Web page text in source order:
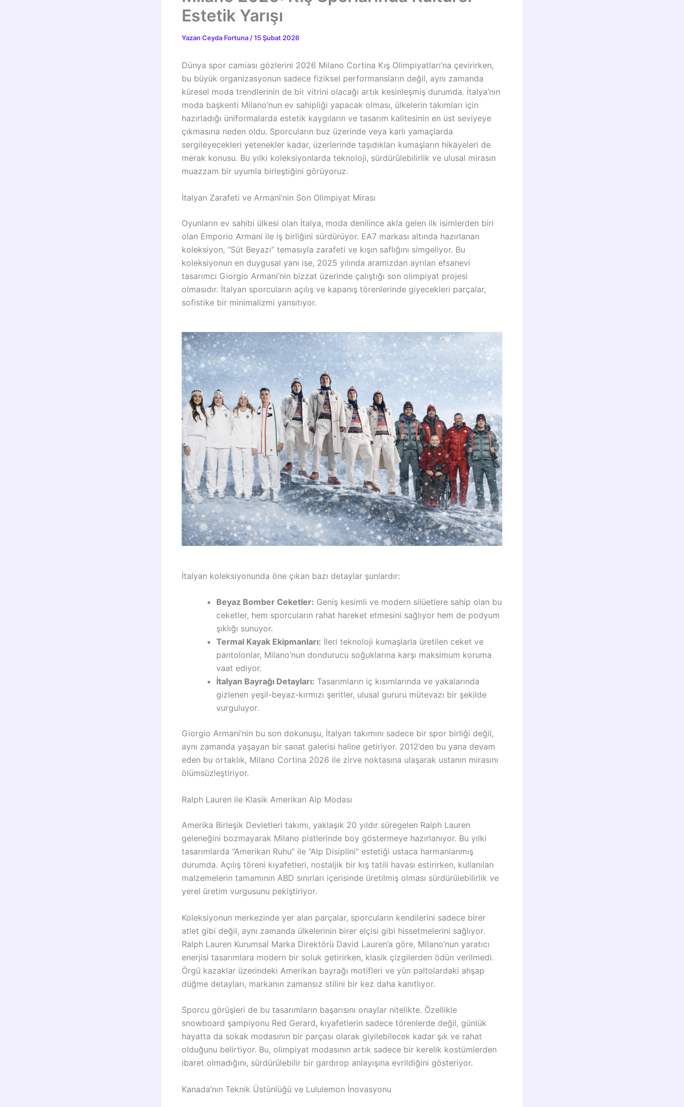
Estetik Yarışı
Yazan Ceyda Fortuna /15 Şubat 2026
Dünya spor camiası gözlerini 2026 Milano Cortina Kış Olimpiyatları’na çevirirken,
bu büyük organizasyonun sadece fiziksel performansların değil, aynı zamanda
küresel moda trendlerinin de bir vitrini olacağı artık kesinleşmiş durumda. İtalya’nın
moda başkenti Milano’nun ev sahipliği yapacak olması, ülkelerin takımları için
hazırladığı üniformalarda estetik kaygıların ve tasarım kalitesinin en üst seviyeye
çıkmasına neden oldu. Sporcuların buz üzerinde veya karlı yamaçlarda
sergileyecekleri yetenekler kadar, üzerlerinde taşıdıkları kumaşların hikayeleri de
merak konusu. Bu yılki koleksiyonlarda teknoloji, sürdürülebilirlik ve ulusal mirasın
muazzam bir uyumla birleştiğini görüyoruz.
İtalyan Zarafeti ve Armani’nin Son Olimpiyat Mirası
Oyunların ev sahibi ülkesi olan İtalya, moda denilince akla gelen ilk isimlerden biri
olan Emporio Armani ile iş birliğini sürdürüyor. EA7 markası altında hazırlanan
koleksiyon, “Süt Beyazı” temasıyla zarafeti ve kışın saflığını simgeliyor. Bu
koleksiyonun en duygusal yanı ise, 2025 yılında aramızdan ayrılan efsanevi
tasarımcı Giorgio Armani’nin bizzat üzerinde çalıştığı son olimpiyat projesi
olmasıdır. İtalyan sporcuların açılış ve kapanış törenlerinde giyecekleri parçalar,
sofistike bir minimalizmi yansıtıyor.
İtalyan koleksiyonunda öne çıkan bazı detaylar şunlardır:
Beyaz Bomber Ceketler: Geniş kesimli ve modern silüetlere sahip olan bu
ceketler, hem sporcuların rahat hareket etmesini sağlıyor hem de podyum
şıklığı sunuyor.
Termal Kayak Ekipmanları: İleri teknoloji kumaşlarla üretilen ceket ve
pantolonlar, Milano’nun dondurucu soğuklarına karşı maksimum koruma
vaat ediyor.
İtalyan Bayrağı Detayları: Tasarımların iç kısımlarında ve yakalarında
gizlenen yeşil-beyaz-kırmızı şeritler, ulusal gururu mütevazı bir şekilde
vurguluyor.
Giorgio Armani’nin bu son dokunuşu, İtalyan takımını sadece bir spor birliği değil,
aynı zamanda yaşayan bir sanat galerisi haline getiriyor. 2012’den bu yana devam
eden bu ortaklık, Milano Cortina 2026 ile zirve noktasına ulaşarak ustanın mirasını
ölümsüzleştiriyor.
Ralph Lauren ile Klasik Amerikan Alp Modası
Amerika Birleşik Devletleri takımı, yaklaşık 20 yıldır süregelen Ralph Lauren
geleneğini bozmayarak Milano pistlerinde boy göstermeye hazırlanıyor. Bu yılki
tasarımlarda “Amerikan Ruhu” ile “Alp Disiplini” estetiği ustaca harmanlanmış
durumda. Açılış töreni kıyafetleri, nostaljik bir kış tatili havası estirirken, kullanılan
malzemelerin tamamının ABD sınırları içerisinde üretilmiş olması sürdürülebilirlik ve
yerel üretim vurgusunu pekiştiriyor.
Koleksiyonun merkezinde yer alan parçalar, sporcuların kendilerini sadece birer
atlet gibi değil, aynı zamanda ülkelerinin birer elçisi gibi hissetmelerini sağlıyor.
Ralph Lauren Kurumsal Marka Direktörü David Lauren’a göre, Milano’nun yaratıcı
enerjisi tasarımlara modern bir soluk getirirken, klasik çizgilerden ödün verilmedi.
Örgü kazaklar üzerindeki Amerikan bayrağı motifleri ve yün paltolardaki ahşap
düğme detayları, markanın zamansız stilini bir kez daha kanıtlıyor.
Sporcu görüşleri de bu tasarımların başarısını onaylar nitelikte. Özellikle
snowboard şampiyonu Red Gerard, kıyafetlerin sadece törenlerde değil, günlük
hayatta da sokak modasının bir parçası olarak giyilebilecek kadar şık ve rahat
olduğunu belirtiyor. Bu, olimpiyat modasının artık sadece bir kerelik kostümlerden
ibaret olmadığını, sürdürülebilir bir gardırop anlayışına evrildiğini gösteriyor.
Kanada’nın Teknik Üstünlüğü ve Lululemon İnovasyonu